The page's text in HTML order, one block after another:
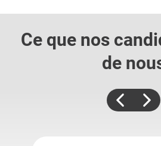
Ce que nos
de